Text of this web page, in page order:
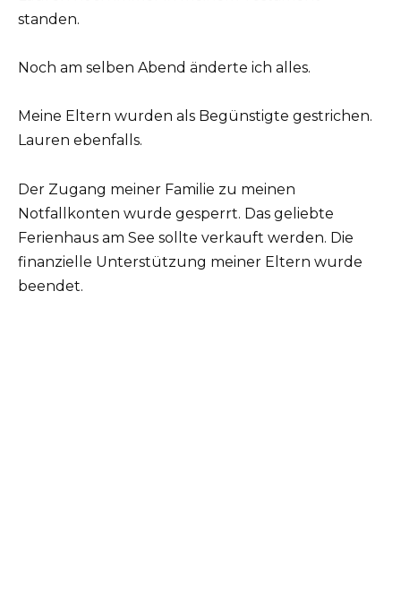
standen.
Noch am selben Abend änderte ich alles.
Meine Eltern wurden als Begünstigte gestrichen.
Lauren ebenfalls.
Der Zugang meiner Familie zu meinen
Notfallkonten wurde gesperrt. Das geliebte
Ferienhaus am See sollte verkauft werden. Die
finanzielle Unterstützung meiner Eltern wurde
beendet.